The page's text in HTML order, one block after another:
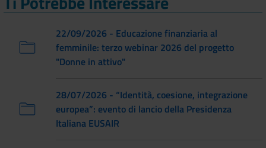
22/09/2026 - Educazione finanziaria al
femminile: terzo webinar 2026 del progetto
"Donne in attivo"
28/07/2026 - “Identità, coesione, integrazione
europea”: evento di lancio della Presidenza
Italiana EUSAIR